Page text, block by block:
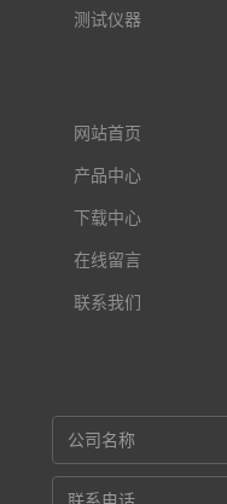
测试仪器
网站首页
产品中心
下载中心
在线留言
联系我们